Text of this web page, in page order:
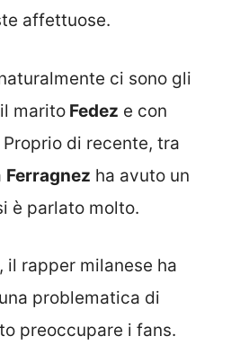
affettuose.
ci sono gli
marito Fedez e con
Proprio di recente, tra
Ferragnez ha avuto un
è parlato molto.
il rapper milanese ha
problematica di
preoccupare i fans.